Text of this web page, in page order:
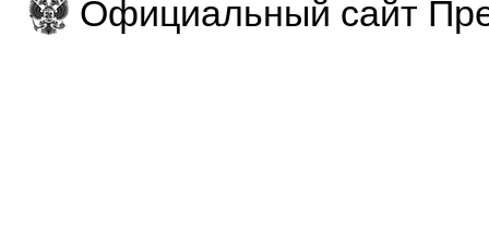
Официальный сайт